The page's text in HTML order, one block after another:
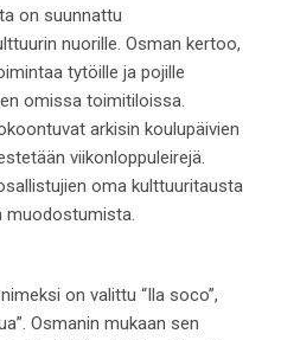
on suunnattu
nuorille. Osman kertoo,
tytöille ja pojille
omissa toimitiloissa.
arkisin koulupäivien
viikonloppuleirejä.
oma kulttuuritausta
muodostumista.
on valittu “Ila soco”,
Osmanin mukaan sen